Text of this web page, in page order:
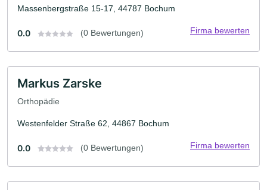
Massenbergstraße 15-17, 44787 Bochum
0.0 (0 Bewertungen) Firma bewerten
Markus Zarske
Orthopädie
Westenfelder Straße 62, 44867 Bochum
0.0 (0 Bewertungen) Firma bewerten